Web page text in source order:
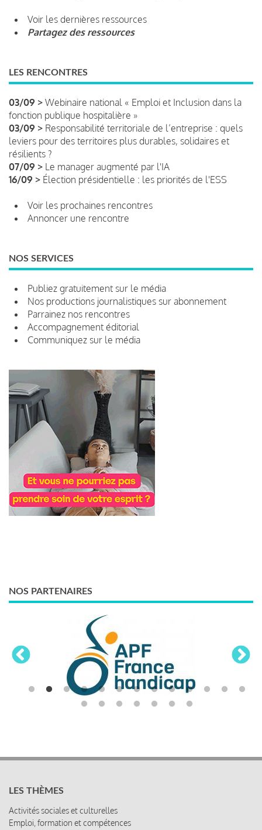
Voir les dernières ressources
Partagez des ressources
LES RENCONTRES
03/09 > Webinaire national « Emploi et Inclusion dans la
fonction publique hospitalière »
03/09 > Responsabilité territoriale de l’entreprise : quels
leviers pour des territoires plus durables, solidaires et
résilients ?
07/09 > Le manager augmenté par l'IA
16/09 > Élection présidentielle : les priorités de l'ESS
Voir les prochaines rencontres
Annoncer une rencontre
NOS SERVICES
Publiez gratuitement sur le média
Nos productions journalistiques sur abonnement
Parrainez nos rencontres
Accompagnement éditorial
Communiquez sur le média
NOS PARTENAIRES
LES THÈMES
Activités sociales et culturelles
Emploi, formation et compétences